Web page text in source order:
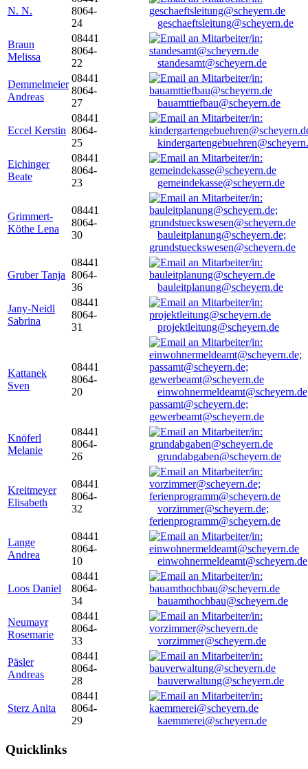
N. N.
8064-
24
geschaeftsleitung@scheyern.de
Braun
Melissa
08441
8064-
22
standesamt@scheyern.de
Demmelmeier
Andreas
08441
8064-
27
bauamttiefbau@scheyern.de
Eccel Kerstin
08441
8064-
25
Eichinger
Beate
08441
8064-
23
gemeindekasse@scheyern.de
Grimmert-
Köthe Lena
08441
8064-
30
bauleitplanung@scheyern.de;
grundstueckswesen@scheyern.de
Gruber Tanja
08441
8064-
36
bauleitplanung@scheyern.de
Jany-Neidl
Sabrina
08441
8064-
31
projektleitung@scheyern.de
Kattanek
Sven
08441
8064-
20
passamt@scheyern.de;
gewerbeamt@scheyern.de
Knöferl
Melanie
08441
8064-
26
grundabgaben@scheyern.de
Kreitmeyer
Elisabeth
08441
8064-
32
vorzimmer@scheyern.de;
ferienprogramm@scheyern.de
Lange
Andrea
08441
8064-
10
einwohnermeldeamt@scheyern.de
Loos Daniel
08441
8064-
34
bauamthochbau@scheyern.de
Neumayr
Rosemarie
08441
8064-
33
vorzimmer@scheyern.de
Päsler
Andreas
08441
8064-
28
bauverwaltung@scheyern.de
Sterz Anita
08441
8064-
29
kaemmerei@scheyern.de
Quicklinks